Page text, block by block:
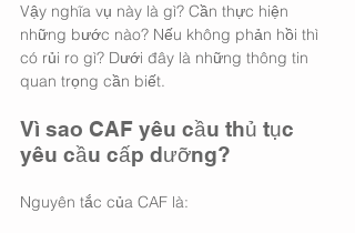
Vậy nghĩa vụ này là gì? Cần thực hiện
những bước nào? Nếu không phản hồi thì
có rủi ro gì? Dưới đây là những thông tin
quan trọng cần biết.
Vì sao CAF yêu cầu thủ tục
yêu cầu cấp dưỡng?
Nguyên tắc của CAF là: